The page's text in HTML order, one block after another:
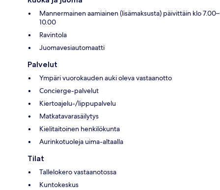
Mannermainen aamiainen (lisämaksusta) päivittäin klo 7.00–
10.00
Ravintola
Juomavesiautomaatti
Palvelut
Ympäri vuorokauden auki oleva vastaanotto
Concierge-palvelut
Kiertoajelu-/lippupalvelu
Matkatavarasäilytys
Kielitaitoinen henkilökunta
Aurinkotuoleja uima-altaalla
Tilat
Tallelokero vastaanotossa
Kuntokeskus